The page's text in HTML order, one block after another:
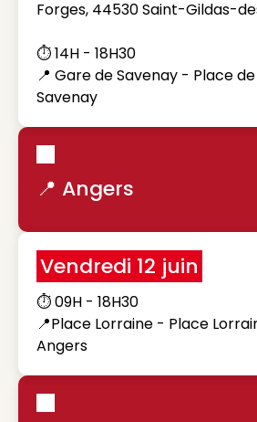
Forges, 44530 Saint-Gildas-
⏱️ 14H - 18H30
📍 Gare de Savenay - Place
Savenay
📍 Angers
Vendredi 12 juin
⏱️ 09H - 18H30
📍Place Lorraine - Place
Angers